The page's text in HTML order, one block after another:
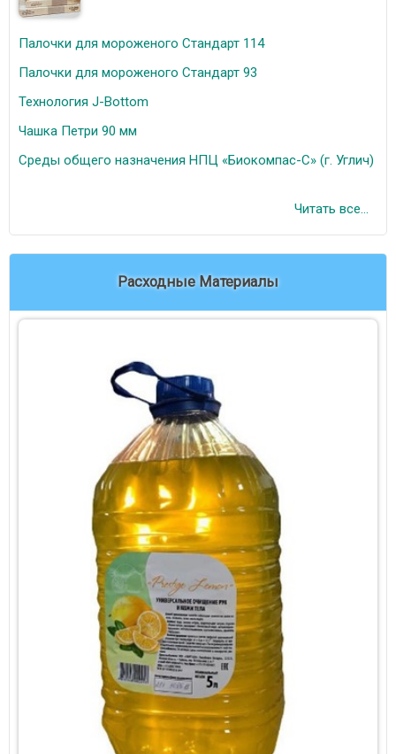
Палочки для мороженого Стандарт 114
Палочки для мороженого Стандарт 93
Технология J-Bottom
Чашка Петри 90 мм
Среды общего назначения НПЦ «Биокомпас-С» (г. Углич)
Читать все...
Расходные Материалы